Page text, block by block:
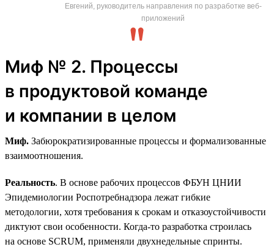
Евгений, руководитель направления по разработке веб-
приложений
Миф № 2. Процессы
в продуктовой команде
и компании в целом
Миф. Забюрократизированные процессы и формализованные
взаимоотношения.
Реальность. В основе рабочих процессов ФБУН ЦНИИ
Эпидемиологии Роспотребнадзора лежат гибкие
методологии, хотя требования к срокам и отказоустойчивости
диктуют свои особенности. Когда-то разработка строилась
на основе SCRUM, применяли двухнедельные спринты.